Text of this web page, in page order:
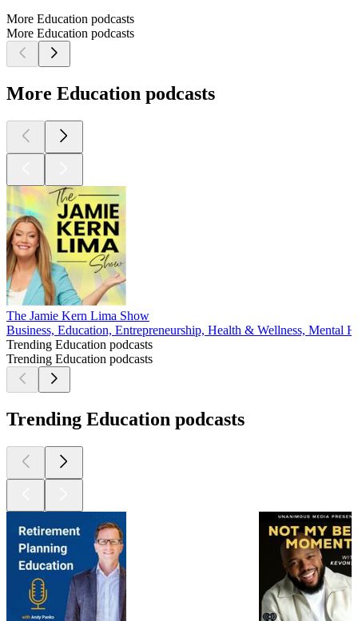
More Education podcasts
More Education podcasts
More Education podcasts
The Jamie Kern Lima Show
Business, Education, Entrepreneurship, Health & Wellness, Mental
Trending Education podcasts
Trending Education podcasts
Trending Education podcasts